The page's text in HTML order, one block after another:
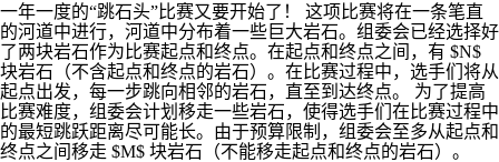
一年一度的“跳石头”比赛又要开始了！ 这项比赛将在一条笔直
的河道中进行，河道中分布着一些巨大岩石。组委会已经选择好
了两块岩石作为比赛起点和终点。在起点和终点之间，有 $N$
块岩石（不含起点和终点的岩石）。在比赛过程中，选手们将从
起点出发，每一步跳向相邻的岩石，直至到达终点。 为了提高
比赛难度，组委会计划移走一些岩石，使得选手们在比赛过程中
的最短跳跃距离尽可能长。由于预算限制，组委会至多从起点和
终点之间移走 $M$ 块岩石（不能移走起点和终点的岩石）。